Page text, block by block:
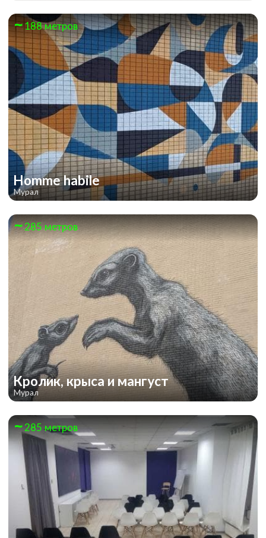
Серебряный век
Ставки сделаны
Поцелуй вампира
188 метров
Homme habile
Мурал
285 метров
Кролик, крыса и мангуст
Мурал
285 метров